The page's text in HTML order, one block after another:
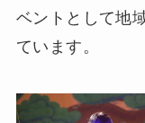
ベントとして地
ています。